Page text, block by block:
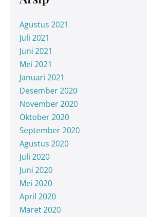
Agustus 2021
Juli 2021
Juni 2021
Mei 2021
Januari 2021
Desember 2020
November 2020
Oktober 2020
September 2020
Agustus 2020
Juli 2020
Juni 2020
Mei 2020
April 2020
Maret 2020